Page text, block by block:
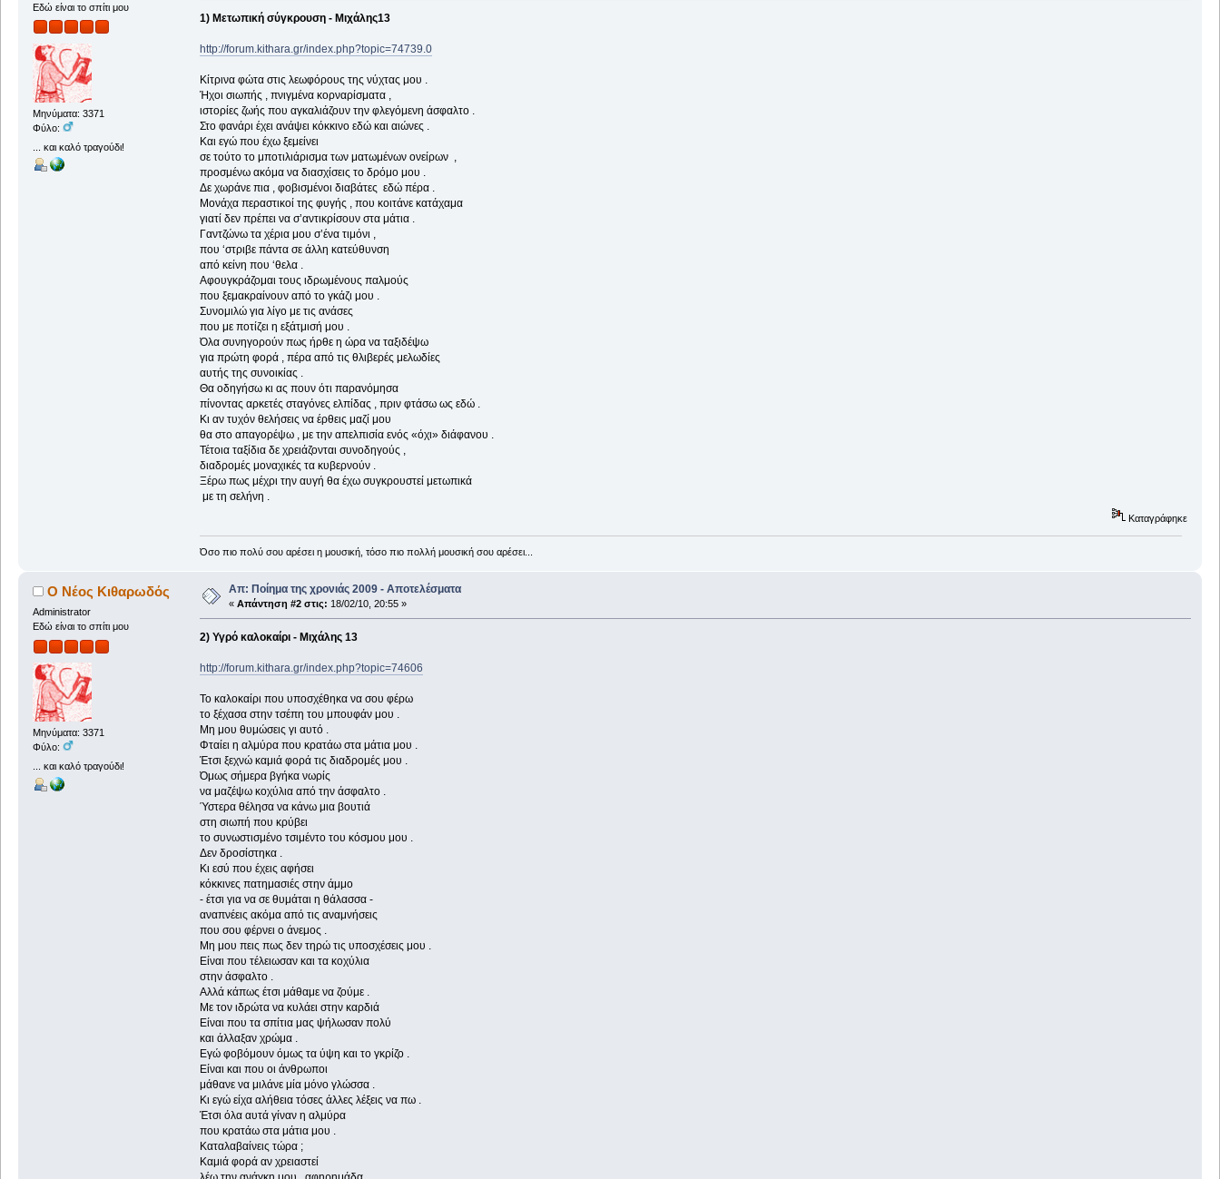
Εδώ είναι το σπίτι μου
Μηνύματα: 3371
Φύλο:
... και καλό τραγούδι!
1) Μετωπική σύγκρουση - Μιχάλης13
http://forum.kithara.gr/index.php?topic=74739.0
Κίτρινα φώτα στις λεωφόρους της νύχτας μου .
Ήχοι σιωπής , πνιγμένα κορναρίσματα ,
ιστορίες ζωής που αγκαλιάζουν την φλεγόμενη άσφαλτο .
Στο φανάρι έχει ανάψει κόκκινο εδώ και αιώνες .
Και εγώ που έχω ξεμείνει
σε τούτο το μποτιλιάρισμα των ματωμένων ονείρων ,
προσμένω ακόμα να διασχίσεις το δρόμο μου .
Δε χωράνε πια , φοβισμένοι διαβάτες εδώ πέρα .
Μονάχα περαστικοί της φυγής , που κοιτάνε κατάχαμα
γιατί δεν πρέπει να σ’αντικρίσουν στα μάτια .
Γαντζώνω τα χέρια μου σ’ένα τιμόνι ,
που ‘στριβε πάντα σε άλλη κατεύθυνση
από κείνη που ‘θελα .
Αφουγκράζομαι τους ιδρωμένους παλμούς
που ξεμακραίνουν από το γκάζι μου .
Συνομιλώ για λίγο με τις ανάσες
που με ποτίζει η εξάτμισή μου .
Όλα συνηγορούν πως ήρθε η ώρα να ταξιδέψω
για πρώτη φορά , πέρα από τις θλιβερές μελωδίες
αυτής της συνοικίας .
Θα οδηγήσω κι ας πουν ότι παρανόμησα
πίνοντας αρκετές σταγόνες ελπίδας , πριν φτάσω ως εδώ .
Κι αν τυχόν θελήσεις να έρθεις μαζί μου
θα στο απαγορέψω , με την απελπισία ενός «όχι» διάφανου .
Τέτοια ταξίδια δε χρειάζονται συνοδηγούς ,
διαδρομές μοναχικές τα κυβερνούν .
Ξέρω πως μέχρι την αυγή θα έχω συγκρουστεί μετωπικά
με τη σελήνη .
Καταγράφηκε
Όσο πιο πολύ σου αρέσει η μουσική, τόσο πιο πολλή μουσική σου αρέσει...
Ο Νέος Κιθαρωδός
Administrator
Εδώ είναι το σπίτι μου
Μηνύματα: 3371
Φύλο:
... και καλό τραγούδι!
Απ: Ποίημα της χρονιάς 2009 - Αποτελέσματα
« Απάντηση #2 στις: 18/02/10, 20:55 »
2) Υγρό καλοκαίρι - Μιχάλης 13
http://forum.kithara.gr/index.php?topic=74606
Το καλοκαίρι που υποσχέθηκα να σου φέρω
το ξέχασα στην τσέπη του μπουφάν μου .
Μη μου θυμώσεις γι αυτό .
Φταίει η αλμύρα που κρατάω στα μάτια μου .
Έτσι ξεχνώ καμιά φορά τις διαδρομές μου .
Όμως σήμερα βγήκα νωρίς
να μαζέψω κοχύλια από την άσφαλτο .
Ύστερα θέλησα να κάνω μια βουτιά
στη σιωπή που κρύβει
το συνωστισμένο τσιμέντο του κόσμου μου .
Δεν δροσίστηκα .
Κι εσύ που έχεις αφήσει
κόκκινες πατημασιές στην άμμο
- έτσι για να σε θυμάται η θάλασσα -
αναπνέεις ακόμα από τις αναμνήσεις
που σου φέρνει ο άνεμος .
Μη μου πεις πως δεν τηρώ τις υποσχέσεις μου .
Είναι που τέλειωσαν και τα κοχύλια
στην άσφαλτο .
Αλλά κάπως έτσι μάθαμε να ζούμε .
Με τον ιδρώτα να κυλάει στην καρδιά
Είναι που τα σπίτια μας ψήλωσαν πολύ
και άλλαξαν χρώμα .
Εγώ φοβόμουν όμως τα ύψη και το γκρίζο .
Είναι και που οι άνθρωποι
μάθανε να μιλάνε μία μόνο γλώσσα .
Κι εγώ είχα αλήθεια τόσες άλλες λέξεις να πω .
Έτσι όλα αυτά γίναν η αλμύρα
που κρατάω στα μάτια μου .
Καταλαβαίνεις τώρα ;
Καμιά φορά αν χρειαστεί